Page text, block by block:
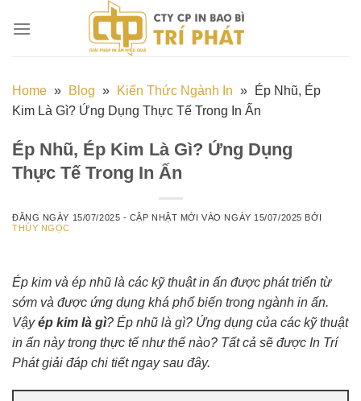
đến
Home » Blog » Kiến Thức Ngành In »
Ép Nhũ, Ép
Kim Là Gì? Ứng Dụng Thực Tế Trong In Ấn
Ép Nhũ, Ép Kim Là Gì? Ứng Dụng
Thực Tế Trong In Ấn
ĐĂNG NGÀY 15/07/2025 - CẬP NHẬT MỚI VÀO NGÀY 15/07/2025 BỞI
THÚY NGỌC
Ép kim và ép nhũ là các kỹ thuật in ấn được phát triển từ
sớm và được ứng dụng khá phổ biến trong ngành in ấn.
Vậyép kim là gì? Ép nhũ là gì? Ứng dụng của các kỹ thuật
in ấn này trong thực tế như thế nào? Tất cả sẽ được In Trí
Phát giải đáp chi tiết ngay sau đây.